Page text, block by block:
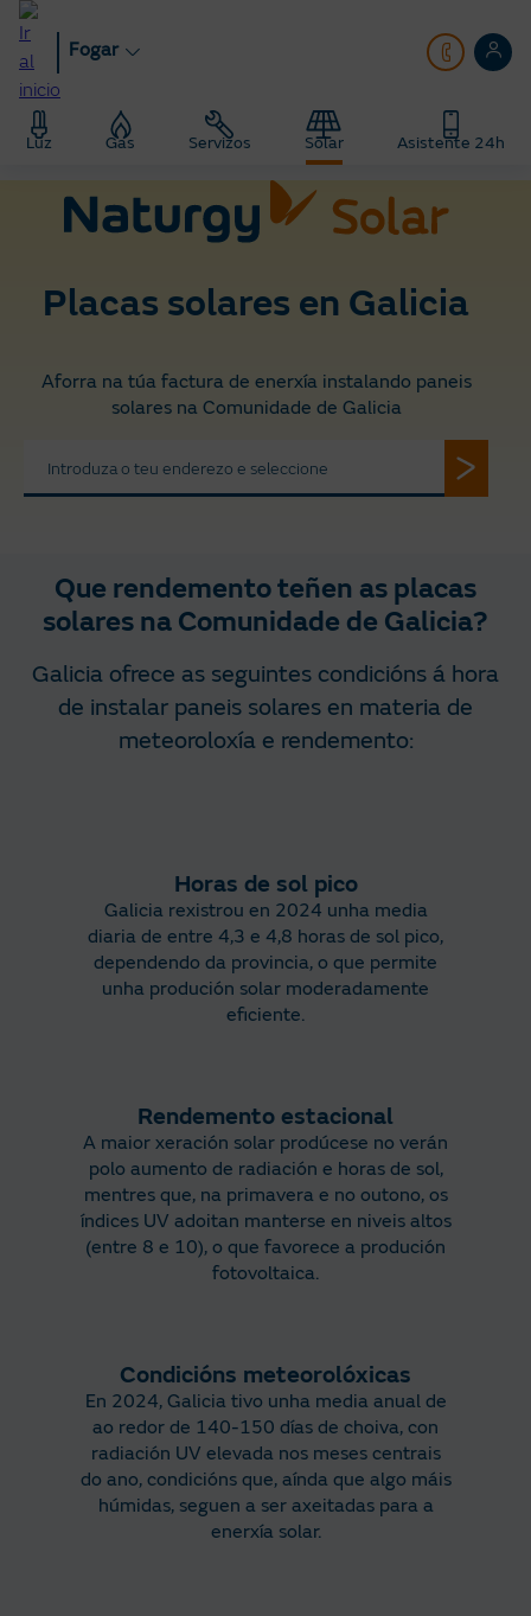
ao
contido
principal
Fogar
Luz Gas Servizos Solar Asistente 24h
Fogar Solar
Placas solares preto de min
Placas solares en Galicia
Placas solares en Galicia
Aforra na túa factura de enerxía instalando paneis
solares na Comunidade de Galicia
Introduza o teu enderezo e seleccione
Que rendemento teñen as placas
solares na Comunidade de Galicia?
Galicia ofrece as seguintes condicións á hora
de instalar paneis solares en materia de
meteoroloxía e rendemento:
Horas de sol pico
Galicia rexistrou en 2024 unha media
diaria de entre 4,3 e 4,8 horas de sol pico,
dependendo da provincia, o que permite
unha produción solar moderadamente
eficiente.
Rendemento estacional
A maior xeración solar prodúcese no verán
polo aumento de radiación e horas de sol,
mentres que, na primavera e no outono, os
índices UV adoitan manterse en niveis altos
(entre 8 e 10), o que favorece a produción
fotovoltaica.
Condicións meteorolóxicas
En 2024, Galicia tivo unha media anual de
ao redor de 140-150 días de choiva, con
radiación UV elevada nos meses centrais
do ano, condicións que, aínda que algo máis
húmidas, seguen a ser axeitadas para a
enerxía solar.